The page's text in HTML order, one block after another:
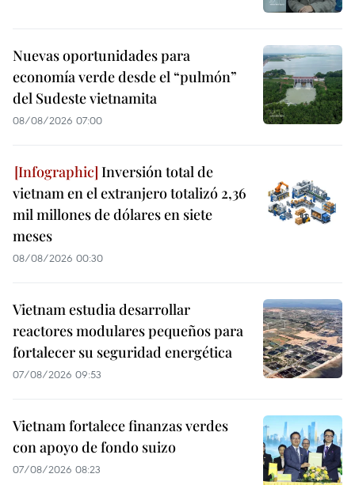
Nuevas oportunidades para
economía verde desde el “pulmón”
del Sudeste vietnamita
08/08/2026 07:00
Inversión total de
vietnam en el extranjero totalizó 2,36
mil millones de dólares en siete
meses
08/08/2026 00:30
Vietnam estudia desarrollar
reactores modulares pequeños para
fortalecer su seguridad energética
07/08/2026 09:53
Vietnam fortalece finanzas verdes
con apoyo de fondo suizo
07/08/2026 08:23